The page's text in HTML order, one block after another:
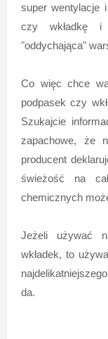
super wentylacje
czy wkładkę
"oddychająca"
Co więc chce
podpasek czy
Szukajcie
zapachowe, że
producent
świeżość na
chemicznych
Jeżeli używać
wkładek, to
da.